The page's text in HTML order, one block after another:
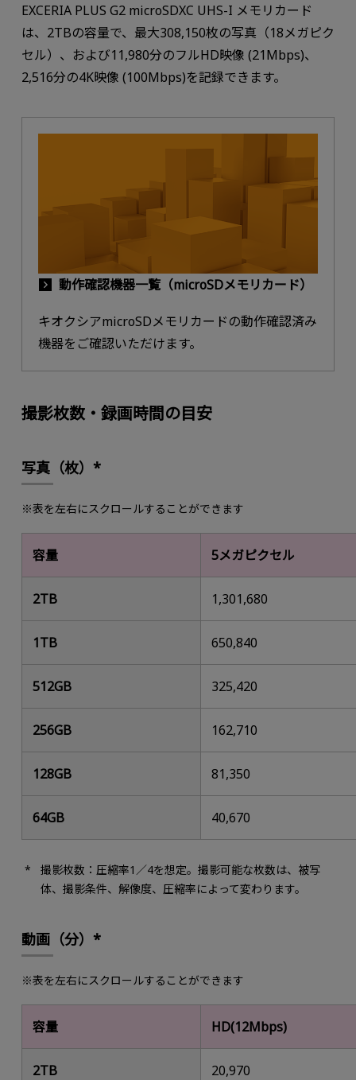
EXCERIA PLUS G2 microSDXC UHS-I メモリカード
は、2TBの容量で、最大308,150枚の写真（18メガピク
セル）、および11,980分のフルHD映像 (21Mbps)、
2,516分の4K映像 (100Mbps)を記録できます。
動作確認機器一覧（microSDメモリカード）
キオクシアmicroSDメモリカードの動作確認済み
機器をご確認いただけます。
撮影枚数・録画時間の目安
写真（枚）*
※表を左右にスクロールすることができます
容量 5メガピクセル
2TB 1,301,680
1TB 650,840
512GB 325,420
256GB 162,710
128GB 81,350
64GB 40,670
撮影枚数：圧縮率1／4を想定。撮影可能な枚数は、被写
体、撮影条件、解像度、圧縮率によって変わります。
動画（分）*
※表を左右にスクロールすることができます
容量 HD(12Mbps)
2TB 20,970